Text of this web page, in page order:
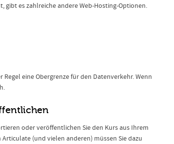
gibt es zahlreiche andere Web-Hosting-Optionen.
eine Obergrenze für den Datenverkehr. Wenn
oder veröffentlichen Sie den Kurs aus Ihrem
(und vielen anderen) müssen Sie dazu